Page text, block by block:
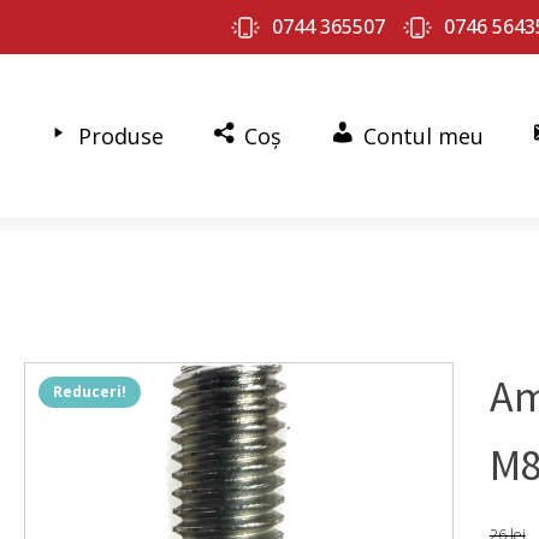
0744 365507 0746
Produse Coș Contul meu
Reduceri!
26lei